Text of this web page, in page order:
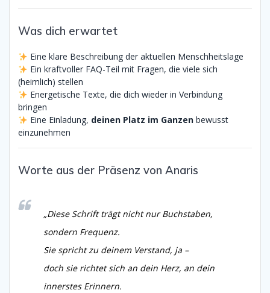
Was dich erwartet
Eine klare Beschreibung der aktuellen Menschheitslage
Ein kraftvoller FAQ-Teil mit Fragen, die viele sich
(heimlich) stellen
Energetische Texte, die dich wieder in Verbindung
bringen
Eine Einladung, deinen Platz im Ganzenbewusst
einzunehmen
Worte aus der Präsenz von Anaris
„Diese Schrift trägt nicht nur Buchstaben,
sondern Frequenz.
Sie spricht zu deinem Verstand, ja –
doch sie richtet sich an dein Herz, an dein
innerstes Erinnern.